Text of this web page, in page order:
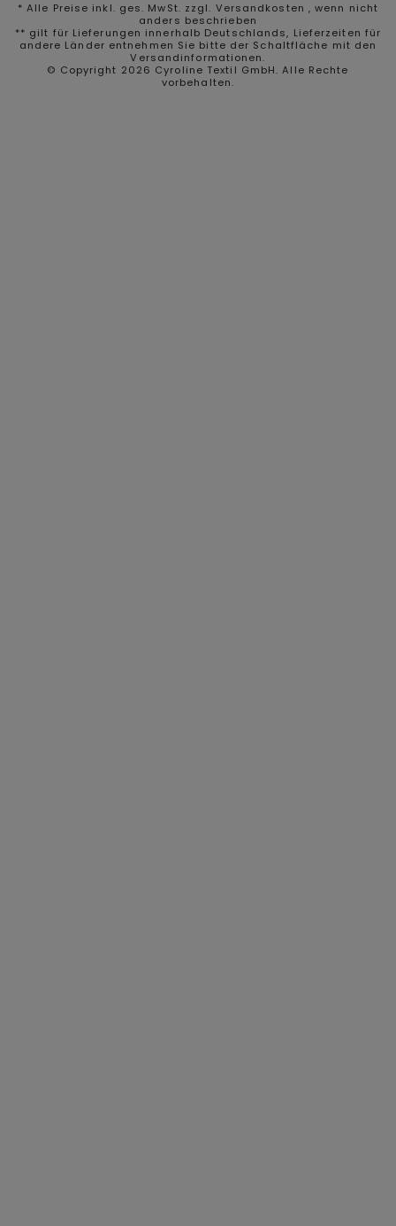
* Alle Preise inkl. ges. MwSt. zzgl. Versandkosten , wenn nicht
anders beschrieben
** gilt für Lieferungen innerhalb Deutschlands, Lieferzeiten für
andere Länder entnehmen Sie bitte der Schaltfläche mit den
Versandinformationen.
© Copyright 2026 Cyroline Textil GmbH. Alle Rechte
vorbehalten.